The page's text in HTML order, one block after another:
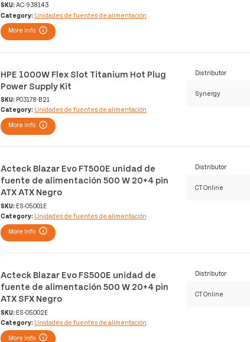
SKU: AC-938143
Category: Unidades de fuentes de alimentación
More Info
HPE 1000W Flex Slot Titanium Hot Plug
Power Supply Kit
SKU: P03178-B21
Category: Unidades de fuentes de alimentación
More Info
Distributor
Synergy
Acteck Blazar Evo FT500E unidad de
fuente de alimentación 500 W 20+4 pin
ATX ATX Negro
SKU: ES-05001E
Category: Unidades de fuentes de alimentación
More Info
Distributor
CT Online
Acteck Blazar Evo FS500E unidad de
fuente de alimentación 500 W 20+4 pin
ATX SFX Negro
SKU: ES-05002E
Category: Unidades de fuentes de alimentación
More Info
Distributor
CT Online